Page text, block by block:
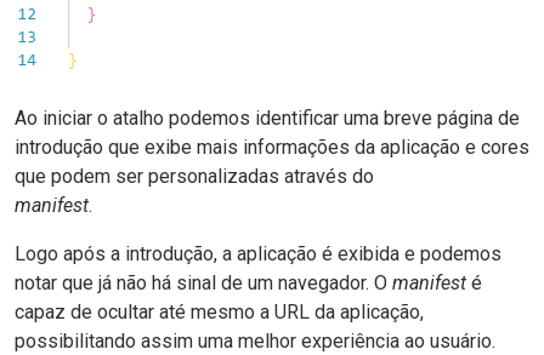
Ao iniciar o atalho podemos identificar uma breve página de
introdução que exibe mais informações da aplicação e cores
que podem ser personalizadas através do
manifest.
Logo após a introdução, a aplicação é exibida e podemos
notar que já não há sinal de um navegador. O manifest é
capaz de ocultar até mesmo a URL da aplicação,
possibilitando assim uma melhor experiência ao usuário.